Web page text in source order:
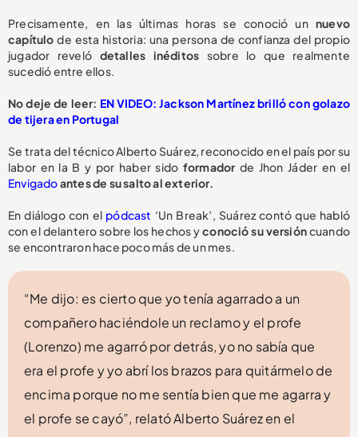
Precisamente, en las últimas horas se conoció un nuevo
capítulo de esta historia: una persona de confianza del propio
jugador reveló detalles inéditos sobre lo que realmente
sucedió entre ellos.
No deje de leer: EN VIDEO: Jackson Martínez brilló con golazo
de tijera en Portugal
Se trata del técnico Alberto Suárez, reconocido en el país por su
labor en la B y por haber sido formador de Jhon Jáder en el
Envigadoantes de su salto al exterior.
En diálogo con el pódcast ‘Un Break’, Suárez contó que habló
con el delantero sobre los hechos yconoció su versióncuando
se encontraron hace poco más de un mes.
“Me dijo: es cierto que yo tenía agarrado a un
compañero haciéndole un reclamo y el profe
(Lorenzo) me agarró por detrás, yo no sabía que
era el profe y yo abrí los brazos para quitármelo de
encima porque no me sentía bien que me agarra y
el profe se cayó”, relató Alberto Suárez en el